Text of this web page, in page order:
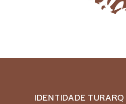
IDENTIDADE TURARQ